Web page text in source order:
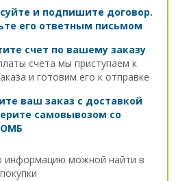
и подпишите договор.
его ответным письмом
счет по вашему заказу
счета мы приступаем к
и готовим его к отправке
ваш заказ с доставкой
самовывозом со
ОМБ
информацию можной найти в